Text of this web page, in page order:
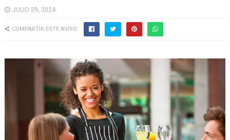
JULIO 29, 2024
COMPARTIR ESTE AVISO: